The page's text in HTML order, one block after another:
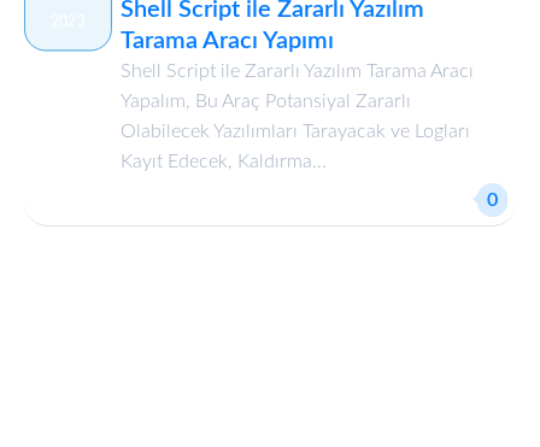
Shell Script ile Zararlı Yazılım
Tarama Aracı Yapımı
Shell Script ile Zararlı Yazılım Tarama Aracı
Yapalım, Bu Araç Potansiyal Zararlı
Olabilecek Yazılımları Tarayacak ve Logları
Kayıt Edecek, Kaldırma...
0